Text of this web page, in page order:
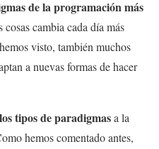
de la programación más
cambia cada día más
visto, también muchos
a nuevas formas de hacer
tipos de paradigmasa la
hemos comentado antes,